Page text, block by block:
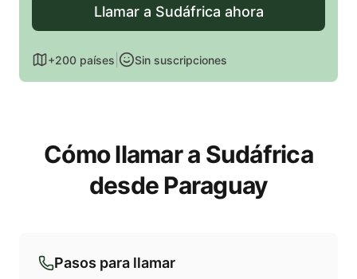
Llamar a Sudáfrica ahora
+200 países Sin suscripciones
Cómo llamar a Sudáfrica
desde Paraguay
Pasos para llamar